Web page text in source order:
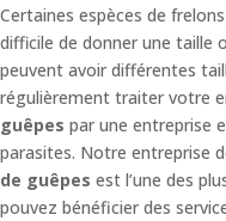
Certaines espèces de
difficile de donner une taille
peuvent avoir différentes
régulièrement traiter votre
guêpes par une entreprise
parasites. Notre entreprise
de guêpes est l’une des
pouvez bénéficier des